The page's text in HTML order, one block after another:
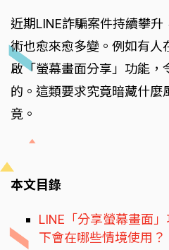
近期LINE詐騙案件持續攀
術也愈來愈多變。例如有人
啟「螢幕畫面分享」功能，
的。這類要求究竟暗藏什麼
竟。
本文目錄
LINE「分享螢幕畫面
下會在哪些情境使用？